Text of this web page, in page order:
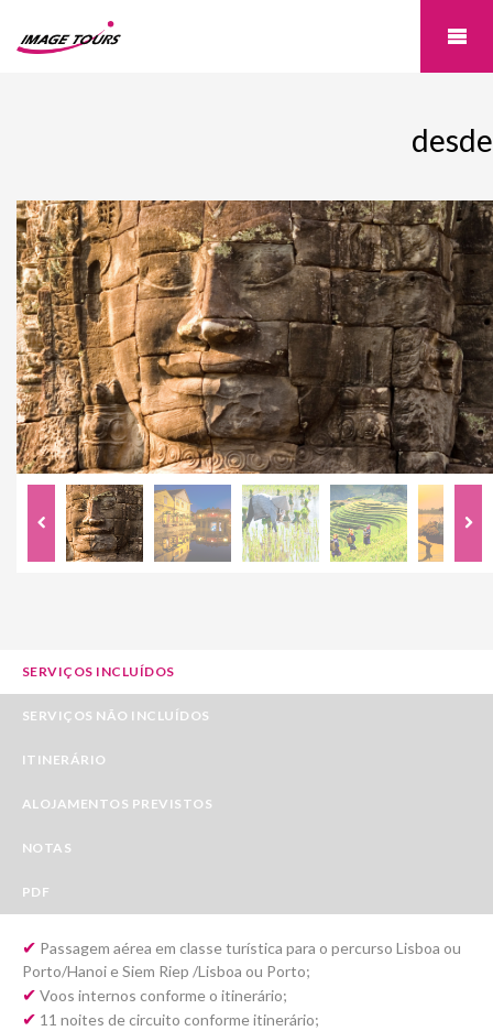
desde
SERVIÇOS INCLUÍDOS
SERVIÇOS NÃO INCLUÍDOS
ITINERÁRIO
ALOJAMENTOS PREVISTOS
NOTAS
PDF
✔ Passagem aérea em classe turística para o percurso Lisboa ou
Porto/Hanoi e Siem Riep /Lisboa ou Porto;
✔ Voos internos conforme o itinerário;
✔ 11 noites de circuito conforme itinerário;